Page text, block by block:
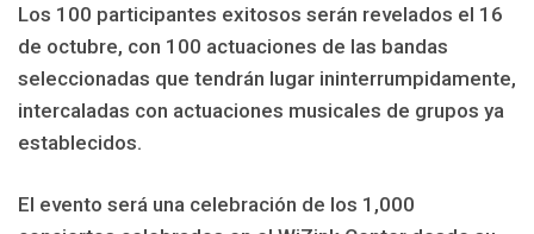
Los 100 participantes exitosos serán revelados el 16
de octubre, con 100 actuaciones de las bandas
seleccionadas que tendrán lugar ininterrumpidamente,
intercaladas con actuaciones musicales de grupos ya
establecidos.
El evento será una celebración de los 1,000